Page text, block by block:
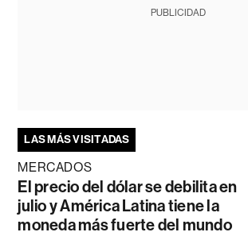
PUBLICIDAD
LAS MÁS VISITADAS
MERCADOS
El precio del dólar se debilita en
julio y América Latina tiene la
moneda más fuerte del mundo